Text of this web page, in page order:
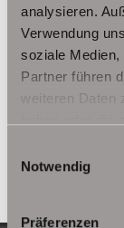
analysieren.
Verwendung
soziale Medien,
Partner führen
weiteren Daten
Notwendig
Präferenzen
Immo Am
kaufen Am
Ettersberg